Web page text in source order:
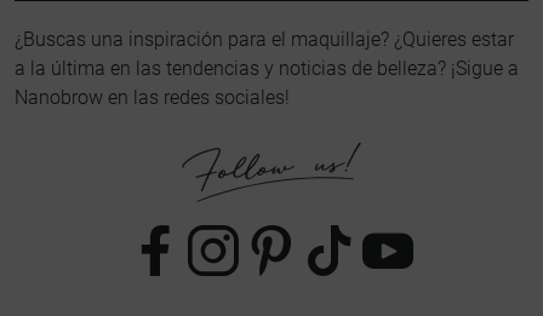
¿Buscas una inspiración para el maquillaje? ¿Quieres estar
a la última en las tendencias y noticias de belleza? ¡Sigue a
Nanobrow en las redes sociales!